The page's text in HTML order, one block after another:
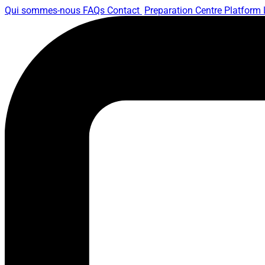
Qui sommes-nous FAQs Contact Preparation Centre Platform